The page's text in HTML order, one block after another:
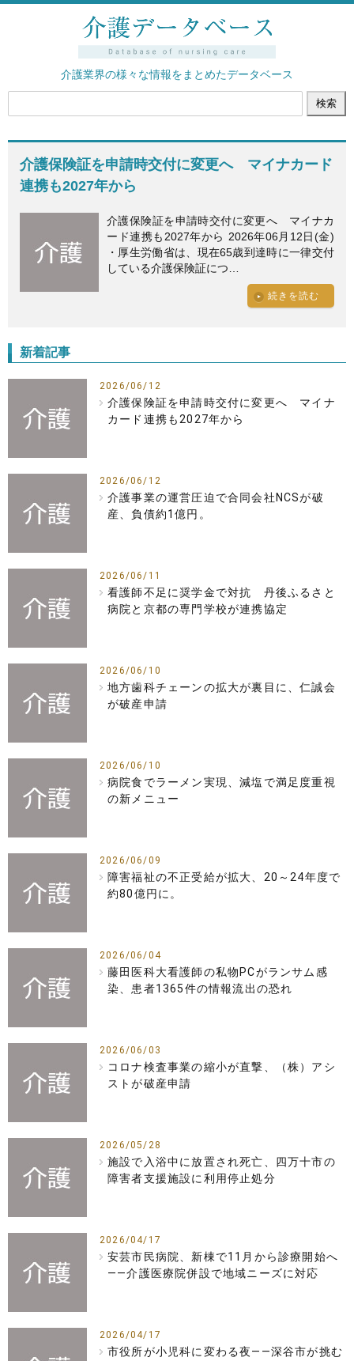
介護業界の様々な情報をまとめたデータベース
介護保険証を申請時交付に変更へ マイナカード
連携も2027年から
介護保険証を申請時交付に変更へ マイナカ
ード連携も2027年から 2026年06月12日(金)
・厚生労働省は、現在65歳到達時に一律交付
している介護保険証につ…
続きを読む
新着記事
2026/06/12
介護保険証を申請時交付に変更へ マイナ
カード連携も2027年から
2026/06/12
介護事業の運営圧迫で合同会社NCSが破
産、負債約1億円。
2026/06/11
看護師不足に奨学金で対抗 丹後ふるさと
病院と京都の専門学校が連携協定
2026/06/10
地方歯科チェーンの拡大が裏目に、仁誠会
が破産申請
2026/06/10
病院食でラーメン実現、減塩で満足度重視
の新メニュー
2026/06/09
障害福祉の不正受給が拡大、20～24年度で
約80億円に。
2026/06/04
藤田医科大看護師の私物PCがランサム感
染、患者1365件の情報流出の恐れ
2026/06/03
コロナ検査事業の縮小が直撃、（株）アシ
ストが破産申請
2026/05/28
施設で入浴中に放置され死亡、四万十市の
障害者支援施設に利用停止処分
2026/04/17
安芸市民病院、新棟で11月から診療開始へ
――介護医療院併設で地域ニーズに対応
2026/04/17
市役所が小児科に変わる夜――深谷市が挑む